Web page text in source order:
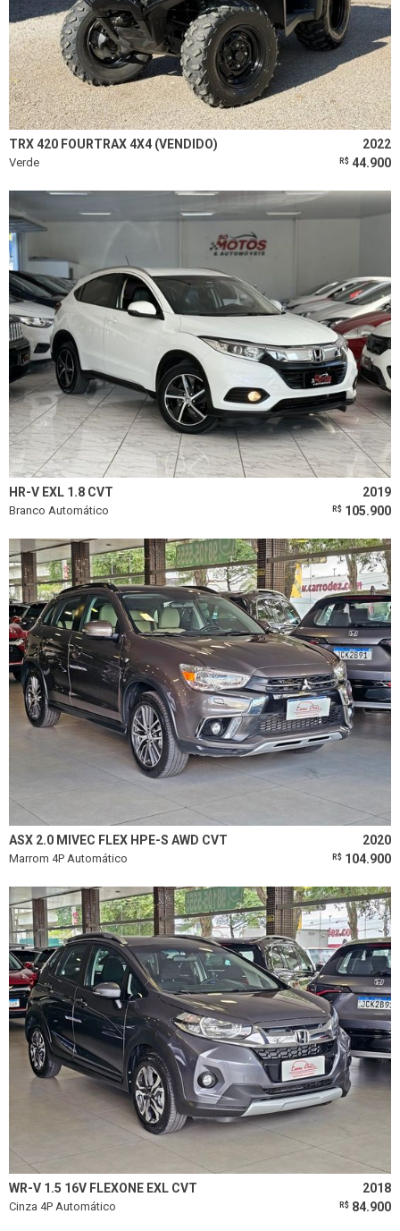
Limpar todos os filtros
TRX 420 FOURTRAX 4X4 (VENDIDO) 2022
Verde R$ 44.900
HR-V EXL 1.8 CVT 2019
Branco Automático R$ 105.900
ASX 2.0 MIVEC FLEX HPE-S AWD CVT 2020
Marrom 4P Automático R$ 104.900
WR-V 1.5 16V FLEXONE EXL CVT 2018
Cinza 4P Automático R$ 84.900